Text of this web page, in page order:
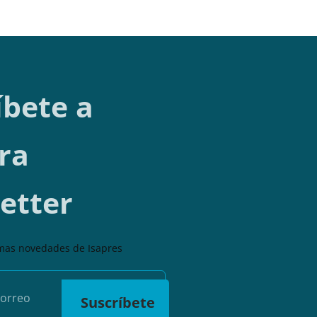
a
novedades de Isapres
Suscríbete